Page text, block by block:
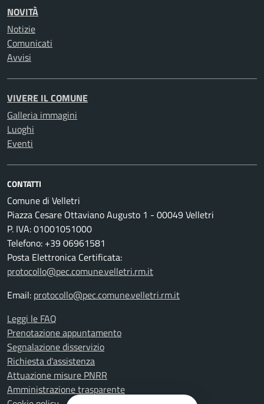
NOVITÀ
Notizie
Comunicati
Avvisi
VIVERE IL COMUNE
Galleria immagini
Luoghi
Eventi
CONTATTI
Comune di Velletri
Piazza Cesare Ottaviano Augusto 1 - 00049 Velletri
P. IVA: 01001051000
Telefono: +39 06961581
Posta Elettronica Certificata:
protocollo@pec.comune.velletri.rm.it
Email: protocollo@pec.comune.velletri.rm.it
Leggi le FAQ
Prenotazione appuntamento
Segnalazione disservizio
Richiesta d'assistenza
Attuazione misure PNRR
Amministrazione trasparente